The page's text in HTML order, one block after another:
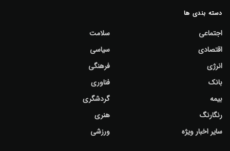
دسته بندی ها
اجتماعی
اقتصادی
انرژی
بانک
بیمه
رنگارنگ
سایر اخبار ویژه
سلامت
سیاسی
فرهنگی
فناوری
گردشگری
هنری
ورزشی